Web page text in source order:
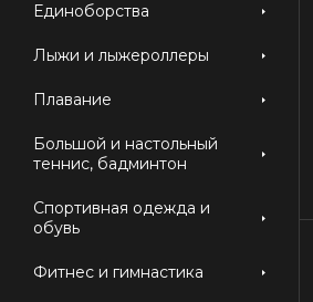
Единоборства
Лыжи и лыжероллеры
Плавание
Большой и настольный
теннис, бадминтон
Спортивная одежда и
обувь
Фитнес и гимнастика